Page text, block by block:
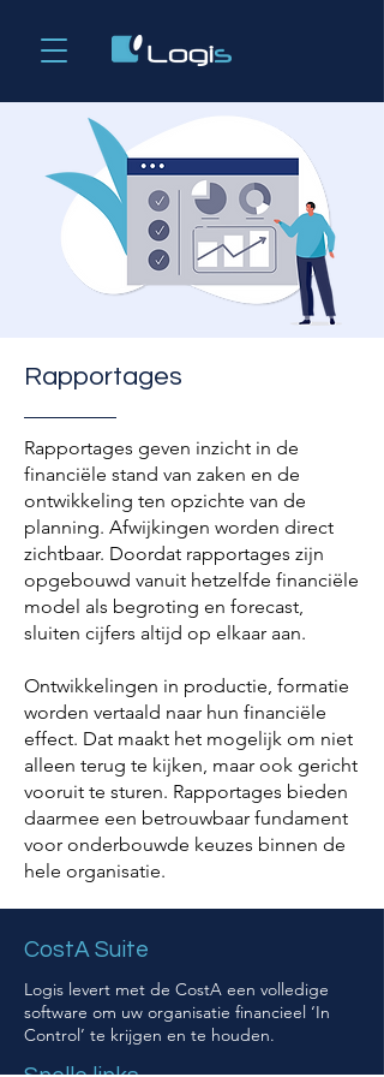
Rapportages
Rapportages geven inzicht in de
financiële stand van zaken en de
ontwikkeling ten opzichte van de
planning. Afwijkingen worden direct
zichtbaar. Doordat rapportages zijn
opgebouwd vanuit hetzelfde financiële
model als begroting en forecast,
sluiten cijfers altijd op elkaar aan.
Ontwikkelingen in productie, formatie
worden vertaald naar hun financiële
effect. Dat maakt het mogelijk om niet
alleen terug te kijken, maar ook gericht
vooruit te sturen. Rapportages bieden
daarmee een betrouwbaar fundament
voor onderbouwde keuzes binnen de
hele organisatie.
CostA Suite
Logis levert met de CostA een volledige
software om uw organisatie financieel ‘In
Control’ te krijgen en te houden.